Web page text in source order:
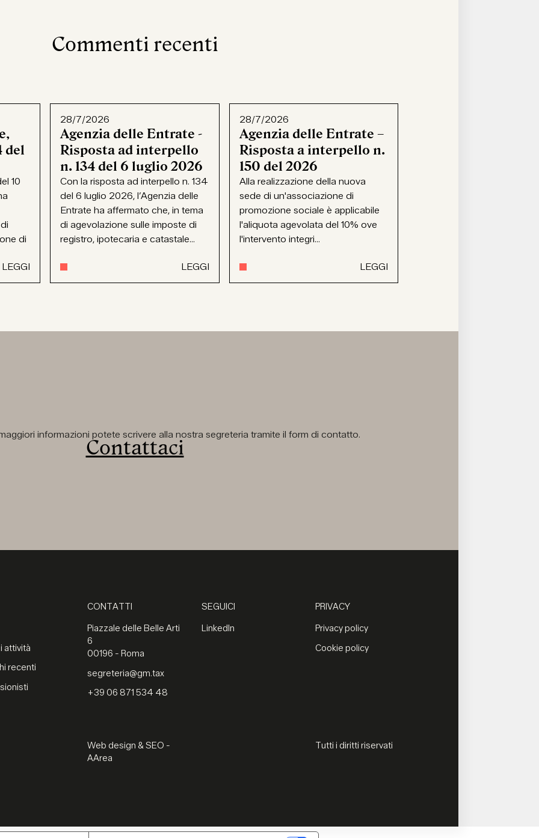
Commenti recenti
del
10
di
LEGGI
28/7/2026
Agenzia delle Entrate -
Risposta ad interpello
n. 134 del 6 luglio 2026
Con la risposta ad interpello n. 134
del 6 luglio 2026, l’Agenzia delle
Entrate ha affermato che, in tema
di agevolazione sulle imposte di
registro, ipotecaria e catastale...
LEGGI
28/7/2026
Agenzia delle Entrate –
Risposta a interpello n.
150 del 2026
Alla realizzazione della nuova
sede di un'associazione di
promozione sociale è applicabile
l'aliquota agevolata del 10% ove
l'intervento integri...
LEGGI
informazioni potete scrivere alla nostra segreteria tramite il form di contatto.
Contattaci
attività
recenti
CONTATTI
Piazzale delle Belle Arti
6
00196 - Roma
segreteria@gm.tax
+39 06 871 534 48
SEGUICI
LinkedIn
PRIVACY
Privacy policy
Cookie policy
Web design & SEO -
AArea
Tutti i diritti riservati